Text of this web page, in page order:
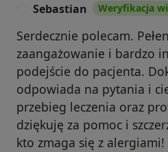
Sebastian Weryfikacja
Serdecznie polecam.
zaangażowanie i bardzo
podejście do pacjenta.
odpowiada na pytania i
przebieg leczenia oraz
dziękuję za pomoc i
kto zmaga się z alergiami!